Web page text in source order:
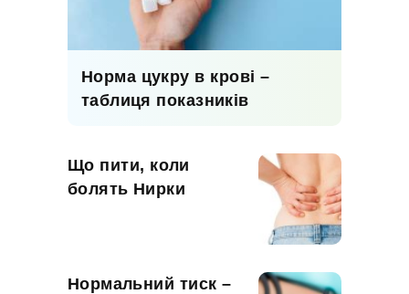
Норма цукру в крові –
таблиця показників
Що пити, коли
болять Нирки
Нормальний тиск –